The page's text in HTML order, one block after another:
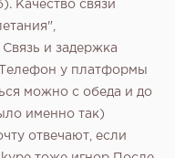
Качество связи
и задержка
у платформы
можно с обеда и до
именно так)
отвечают, если